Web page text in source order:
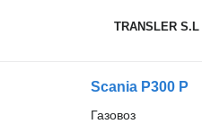
TRANSLER S.L
Scania P300 P
Газовоз